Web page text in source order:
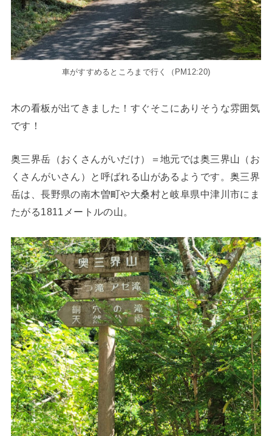
車がすすめるところまで行く（PM12:20)
木の看板が出てきました！すぐそこにありそうな雰囲気
です！
奥三界岳（おくさんがいだけ）＝地元では奥三界山（お
くさんがいさん）と呼ばれる山があるようです。奥三界
岳は、長野県の南木曽町や大桑村と岐阜県中津川市にま
たがる1811メートルの山。